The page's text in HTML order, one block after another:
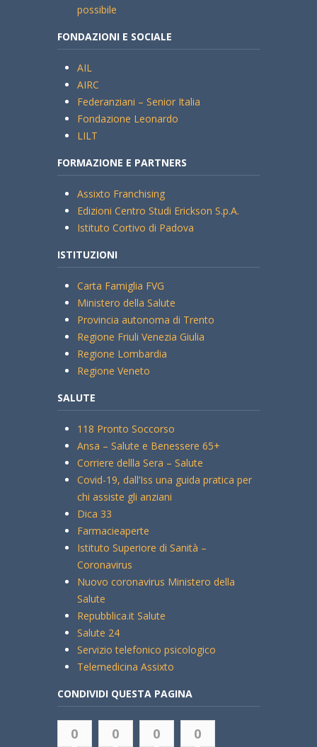
possibile
FONDAZIONI E SOCIALE
AIL
AIRC
Federanziani – Senior Italia
Fondazione Leonardo
LILT
FORMAZIONE E PARTNERS
Assixto Franchising
Edizioni Centro Studi Erickson S.p.A.
Istituto Cortivo di Padova
ISTITUZIONI
Carta Famiglia FVG
Ministero della Salute
Provincia autonoma di Trento
Regione Friuli Venezia Giulia
Regione Lombardia
Regione Veneto
SALUTE
118 Pronto Soccorso
Ansa – Salute e Benessere 65+
Corriere dellla Sera – Salute
Covid-19, dall’Iss una guida pratica per
chi assiste gli anziani
Dica 33
Farmacieaperte
Istituto Superiore di Sanità –
Coronavirus
Nuovo coronavirus Ministero della
Salute
Repubblica.it Salute
Salute 24
Servizio telefonico psicologico
Telemedicina Assixto
CONDIVIDI QUESTA PAGINA
0 0 0 0